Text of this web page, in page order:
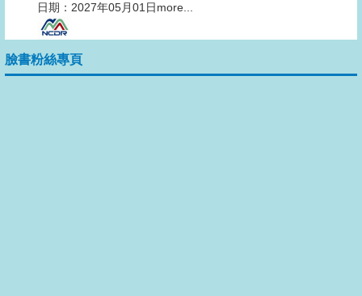
日期：2027年05月01日more...
臉書粉絲專頁